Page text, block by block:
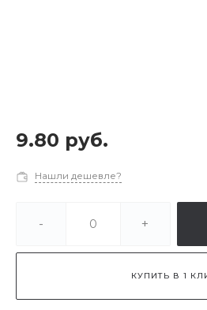
9.80 руб.
Нашли дешевле?
- +
КУПИТЬ В 1